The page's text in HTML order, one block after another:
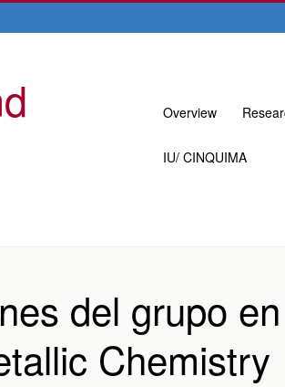
Skip
content
Overview
IU/ CINQUIMA
del grupo
Chemistry